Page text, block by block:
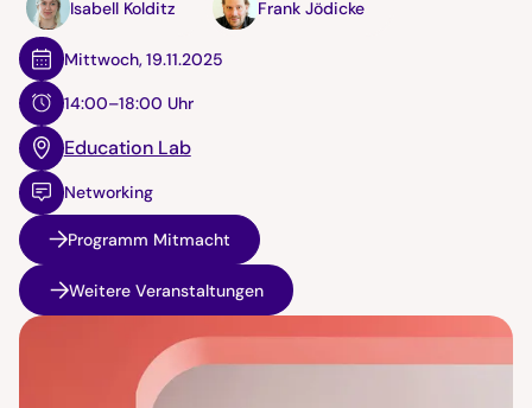
Isabell Kolditz Frank Jödicke
Mittwoch,19.11.2025
14:00–18:00 Uhr
Education Lab
Networking
Programm Mitmacht
Weitere Veranstaltungen